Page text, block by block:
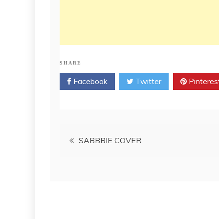
SHARE
Facebook Twitter
PostSABBBIE COVER